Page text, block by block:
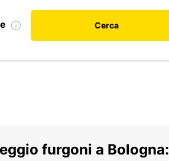
Cerca
furgoni a Bologna: